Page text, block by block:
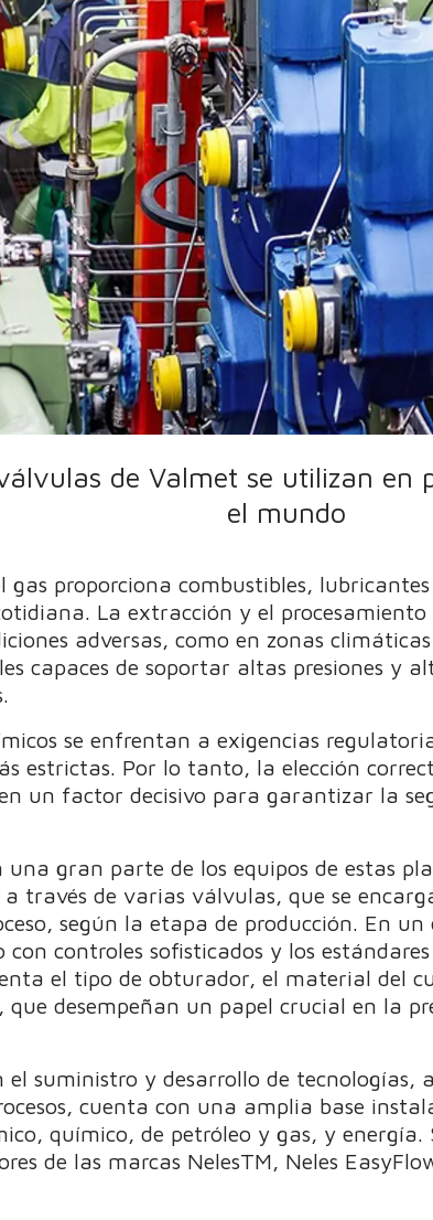
de Valmet se utilizan en
el mundo
gas proporciona combustibles,
La extracción y el
adversas, como en zonas
capaces de soportar altas presiones y
se enfrentan a exigencias
estrictas. Por lo tanto, la elección
un factor decisivo para garantizar la
gran parte de los equipos de estas
a través de varias válvulas, que se
según la etapa de producción. En
con controles sofisticados y los
el tipo de obturador, el material del
desempeñan un papel crucial en la
suministro y desarrollo de tecnologías,
cuenta con una amplia base
químico, de petróleo y gas, y
de las marcas NelesTM, Neles